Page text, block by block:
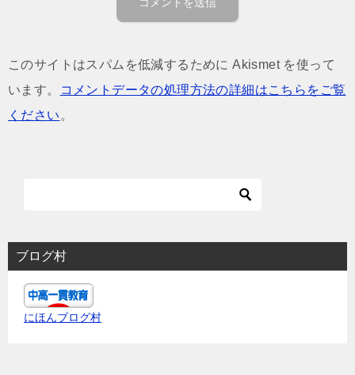
このサイトはスパムを低減するために Akismet を使って
います。
コメントデータの処理方法の詳細はこちらをご覧
ください 。
ブログ村
にほんブログ村